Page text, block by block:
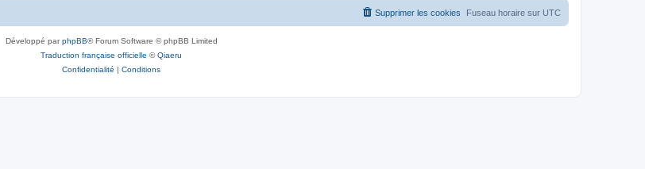
Fuseau horaire sur UTC
Supprimer les cookies
Développé parphpBB® Forum Software © phpBB Limited
Traduction française officielle ©Qiaeru
Confidentialité | Conditions